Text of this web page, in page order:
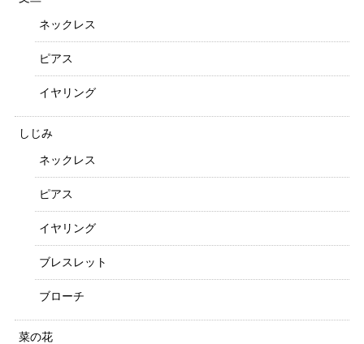
ネックレス
ピアス
イヤリング
しじみ
ネックレス
ピアス
イヤリング
ブレスレット
ブローチ
菜の花